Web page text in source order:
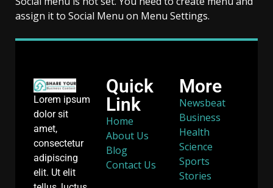
assign it to Social Menu on Menu Settings.
Lorem ipsum
dolor sit
amet,
consectetur
adipiscing
elit. Ut elit
Quick
Link
Home
About Us
Blog
Contact Us
More
Newsbeat
Business
Health
Science
Sports
Stories